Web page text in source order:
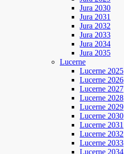
Jura 2030
Jura 2031
Jura 2032
Jura 2033
Jura 2034
Jura 2035
Lucerne
Lucerne 2025
Lucerne 2026
Lucerne 2027
Lucerne 2028
Lucerne 2029
Lucerne 2030
Lucerne 2031
Lucerne 2032
Lucerne 2033
Lucerne 2034